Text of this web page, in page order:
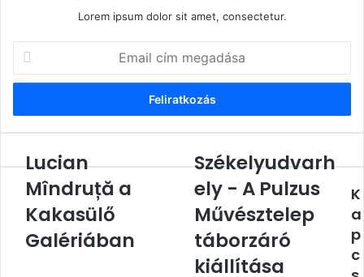
Lorem ipsum dolor sit amet, consectetur.
cím
megadása
Lucian
a
Kakasülő
Galériában
Lucian
Mîndruță a
Kakasülő
Galériában
Székelyudvarhely
A
Pulzus
Művésztelep
táborzáró
kiállítása
Székelyudvarh
ely - A Pulzus
Művésztelep
táborzáró
kiállítása
K
a
p
c